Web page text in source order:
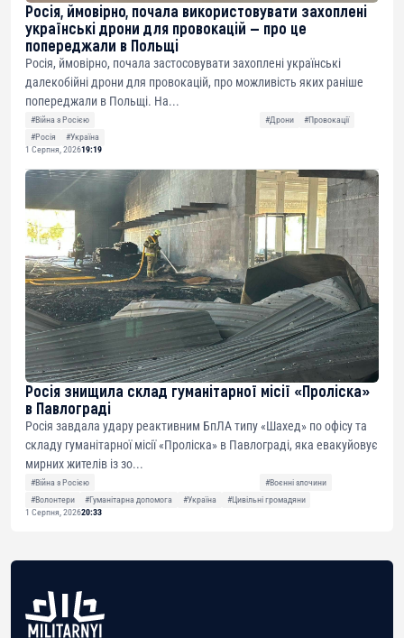
Росія, ймовірно, почала використовувати захоплені
українські дрони для провокацій — про це
попереджали в Польщі
Росія, ймовірно, почала застосовувати захоплені українські
далекобійні дрони для провокацій, про можливість яких раніше
попереджали в Польщі. На...
#Війна з Росією #Дрони
#Провокації
#Росія
#Україна
1 Серпня, 202619:19
Росія знищила склад гуманітарної місії «Проліска»
в Павлограді
Росія завдала удару реактивним БпЛА типу «Шахед» по офісу та
складу гуманітарної місії «Проліска» в Павлограді, яка евакуйовує
мирних жителів із зо...
#Війна з Росією
#Воєнні злочини
#Волонтери
#Гуманітарна допомога #Україна
#Цивільні громадяни
1 Серпня, 202620:33